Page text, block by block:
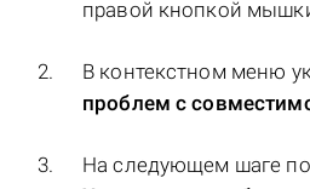
правой кнопкой
В контекстном меню
проблем с
На следующем шаге